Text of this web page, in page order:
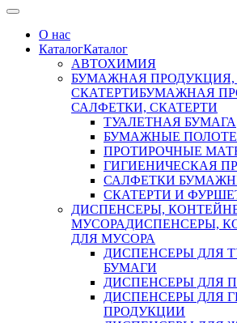
О нас
КаталогКаталог
АВТОХИМИЯ
БУМАЖНАЯ ПРОДУКЦИЯ,
СКАТЕРТИБУМАЖНАЯ
САЛФЕТКИ, СКАТЕРТИ
ТУАЛЕТНАЯ БУМАГА
БУМАЖНЫЕ
ПРОТИРОЧНЫЕ
ГИГИЕНИЧЕСКАЯ
САЛФЕТКИ
СКАТЕРТИ И
ДИСПЕНСЕРЫ,
МУСОРАДИСПЕНСЕРЫ,
ДЛЯ МУСОРА
ДИСПЕНСЕРЫ ДЛЯ
БУМАГИ
ДИСПЕНСЕРЫ ДЛЯ
ДИСПЕНСЕРЫ ДЛЯ
ПРОДУКЦИИ